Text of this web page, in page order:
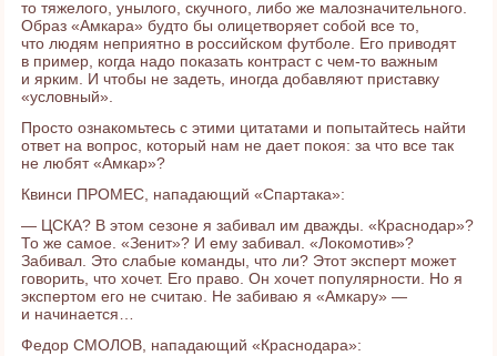
то тяжелого, унылого, скучного, либо же малозначительного.
Образ «Амкара» будто бы олицетворяет собой все то,
что людям неприятно в российском футболе. Его приводят
в пример, когда надо показать контраст с чем-то важным
и ярким. И чтобы не задеть, иногда добавляют приставку
«условный».
Просто ознакомьтесь с этими цитатами и попытайтесь найти
ответ на вопрос, который нам не дает покоя: за что все так
не любят «Амкар»?
Квинси ПРОМЕС, нападающий «Спартака»:
— ЦСКА? В этом сезоне я забивал им дважды. «Краснодар»?
То же самое. «Зенит»? И ему забивал. «Локомотив»?
Забивал. Это слабые команды, что ли? Этот эксперт может
говорить, что хочет. Его право. Он хочет популярности. Но я
экспертом его не считаю. Не забиваю я «Амкару» —
и начинается…
Федор СМОЛОВ, нападающий «Краснодара»: